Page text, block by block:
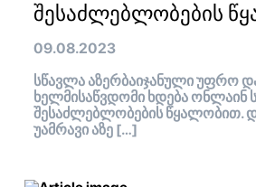
შესაძლებლობების
09.08.2023
სწავლა აზერბაიჯანული უფრო
ხელმისაწვდომი ხდება ონლაინ
შესაძლებლობების წყალობით.
უამრავი აზე […]